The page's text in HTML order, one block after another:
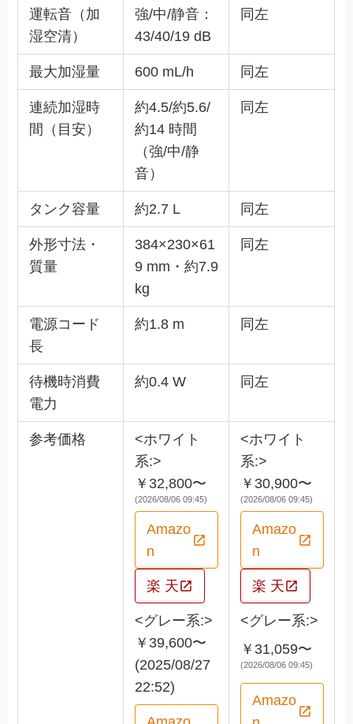
運転音（加
湿空清）
強/中/静音：
43/40/19 dB
同左
最大加湿量 600 mL/h 同左
連続加湿時
間（目安）
約4.5/約5.6/
約14 時間
（強/中/静
音）
同左
タンク容量 約2.7 L 同左
外形寸法・
質量
384×230×61
9 mm・約7.9
kg
同左
電源コード
長
約1.8 m 同左
待機時消費
電力
約0.4 W 同左
参考価格
<ホワイト
系:>
￥32,800〜
(2026/08/06 09:45)
Amazo
n
楽 天
<グレー系:>
￥39,600〜
(2025/08/27
22:52)
<ホワイト
系:>
￥30,900〜
(2026/08/06 09:45)
Amazo
n
楽 天
<グレー系:>
￥31,059〜
(2026/08/06 09:45)
Amazo